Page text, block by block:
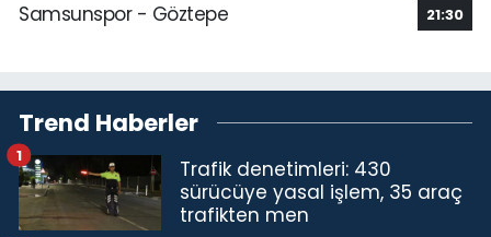
Samsunspor - Göztepe
21:30
Trend Haberler
Trafik denetimleri: 430
sürücüye yasal işlem, 35 araç
trafikten men
1